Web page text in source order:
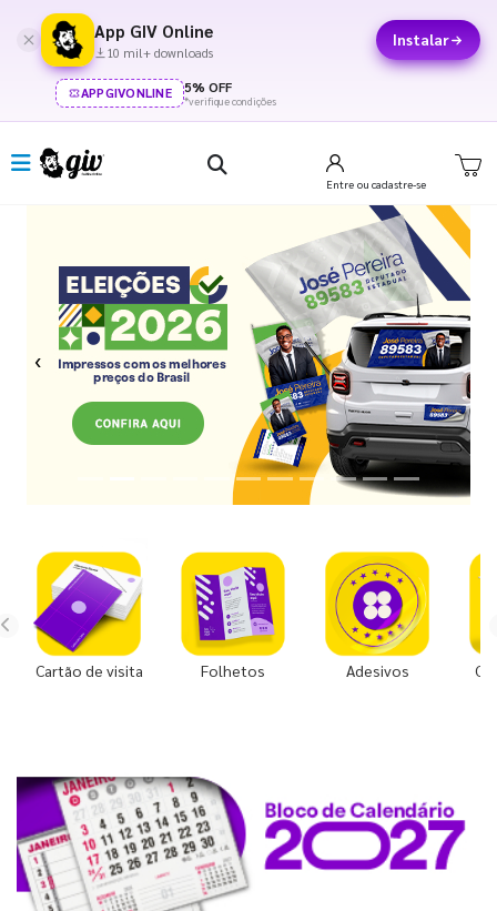
App GIV Online
10 mil+ downloads
Instalar
APPGIVONLINE 5% OFF
*verifique condições
Entre ou cadastre-se
Previous Next
Cartão de visita Folhetos Adesivos